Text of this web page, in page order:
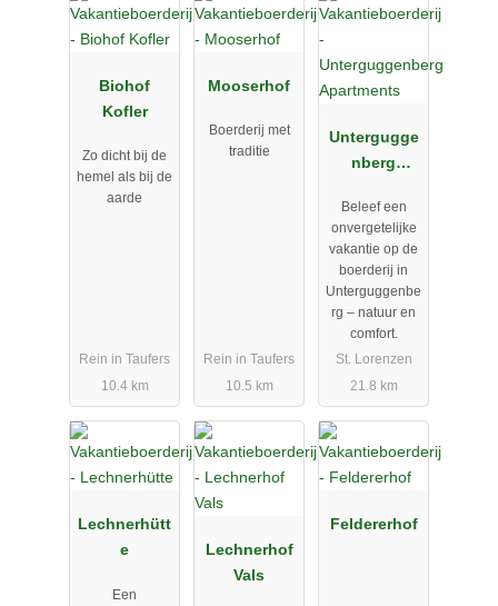
Biohof
Kofler
Zo dicht bij de
hemel als bij de
aarde
Rein in Taufers
10.4 km
Mooserhof
Boerderij met
traditie
Rein in Taufers
10.5 km
Untergugge
nberg
Beleef een
onvergetelijke
vakantie op de
boerderij in
Unterguggenbe
rg – natuur en
comfort.
St. Lorenzen
21.8 km
Lechnerhütt
e
Een
Lechnerhof
Vals
Feldererhof